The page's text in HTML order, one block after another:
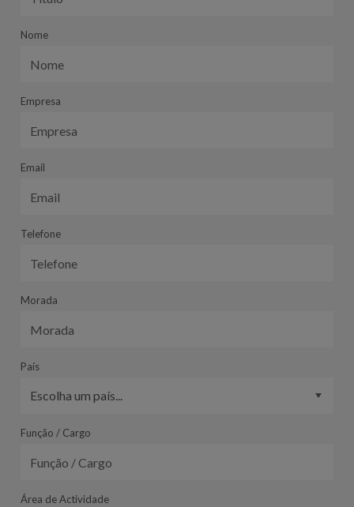
Nome
Empresa
Email
Telefone
Morada
País
Função / Cargo
Área de Actividade